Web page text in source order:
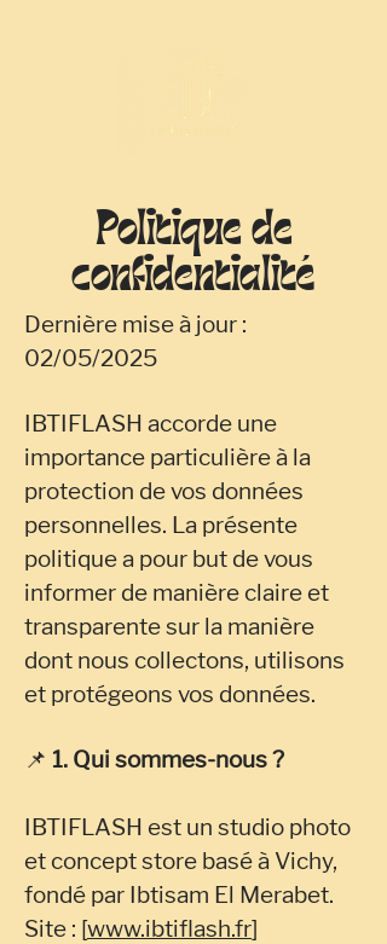
Politique de
confidentialité
Dernière mise à jour :
02/05/2025
IBTIFLASH accorde une
importance particulière à la
protection de vos données
personnelles. La présente
politique a pour but de vous
informer de manière claire et
transparente sur la manière
dont nous collectons, utilisons
et protégeons vos données.
📌 1. Qui sommes-nous ?
IBTIFLASH est un studio photo
et concept store basé à Vichy,
fondé par Ibtisam El Merabet.
Site : [www.ibtiflash.fr]